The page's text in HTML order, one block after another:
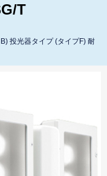
T
投光器タイプ (タイプF) 耐